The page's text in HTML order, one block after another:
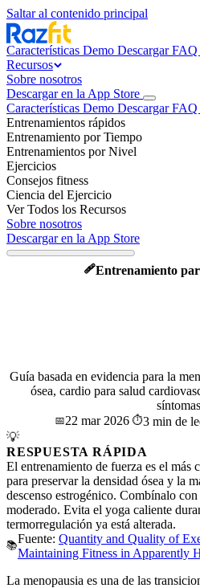
Saltar al contenido principal
Características Demo DescargarFAQ
Recursos
Sobre nosotros
Descargar en la App Store
Características Demo DescargarFAQ
Entrenamientos rápidos
Entrenamiento por Tiempo
Entrenamientos por Nivel
Ejercicios
Consejos fitness
Ciencia del Ejercicio
Ver Todos los Recursos
Sobre nosotros
Descargar en la App Store
🩹Entrenamiento
Guía basada en evidencia para la
ósea, cardio para salud
📅22 mar 2026 ⏱️3 min de
💡
RESPUESTA RÁPIDA
El entrenamiento de fuerza es el más
para preservar la densidad ósea y la
descenso estrogénico. Combínalo
moderado. Evita el yoga caliente
termorregulación ya está alterada.
📚Fuente: Quantity and Quality of
Maintaining Fitness in Apparently
La menopausia es una de las